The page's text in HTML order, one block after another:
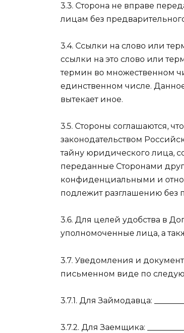
3.3. Сторона не вправе
лицам без
3.4. Ссылки на слово или
ссылки на это слово или
термин во множественном
единственном числе.
вытекает иное.
3.5. Стороны соглашаются,
законодательством
тайну юридического лица,
переданные Сторонами
конфиденциальными и
подлежит разглашению без
3.6. Для целей удобства в
уполномоченные лица, а
3.7. Уведомления и
письменном виде по
3.7.1. Для Займодавца:
3.7.2. Для Заемщика: